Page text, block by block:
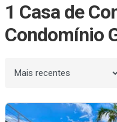
1 Casa de
Condomínio
Ordenar por